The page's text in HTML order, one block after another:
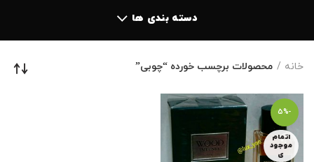
دسته بندی ها
خانه محصولات برچسب خورده “چوبی”
-5%
اتمام
موجود
ی